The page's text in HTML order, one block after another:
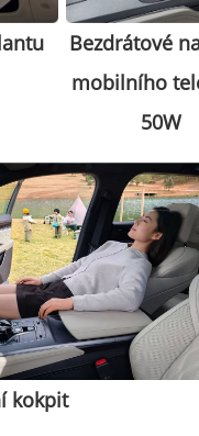
Bezdrátové
mobilního
50W
kokpit